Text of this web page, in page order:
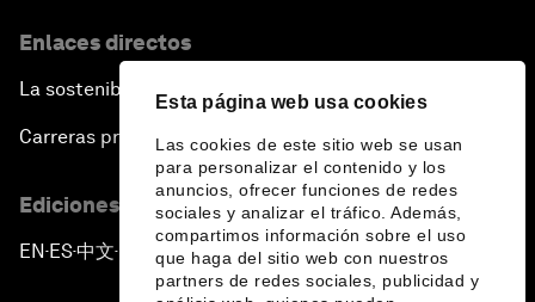
Esta página web usa cookies
Las cookies de este sitio web se usan
para personalizar el contenido y los
anuncios, ofrecer funciones de redes
sociales y analizar el tráfico. Además,
compartimos información sobre el uso
que haga del sitio web con nuestros
partners de redes sociales, publicidad y
Enlaces directos
La sostenibilidad en el Foro
Carreras profesionales
Ediciones en otros idiomas
EN ▪ES▪中文▪ 日本語